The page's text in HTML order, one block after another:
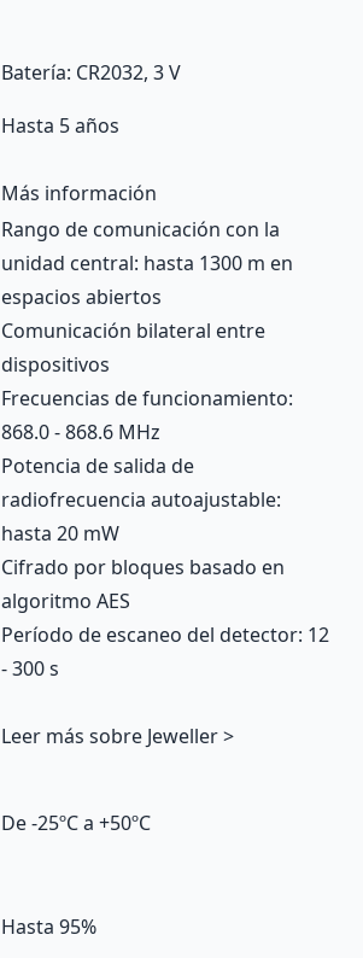
Batería: CR2032, 3 V
Hasta 5 años
Más información
Rango de comunicación con la
unidad central: hasta 1300 m en
espacios abiertos
Comunicación bilateral entre
dispositivos
Frecuencias de funcionamiento:
868.0 - 868.6 MHz
Potencia de salida de
radiofrecuencia autoajustable:
hasta 20 mW
Cifrado por bloques basado en
algoritmo AES
Período de escaneo del detector: 12
- 300 s
Leer más sobre Jeweller >
De -25ºC a +50ºC
Hasta 95%